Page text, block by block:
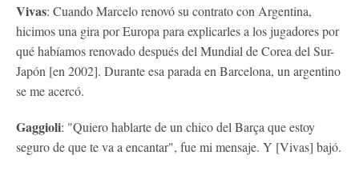
Vivas: Cuando Marcelo renovó su contrato con Argentina,
hicimos una gira por Europa para explicarles a los jugadores por
qué habíamos renovado después del Mundial de Corea del Sur-
Japón [en 2002]. Durante esa parada en Barcelona, ​​un argentino
se me acercó.
Gaggioli: "Quiero hablarte de un chico del Barça que estoy
seguro de que te va a encantar", fue mi mensaje. Y [Vivas] bajó.